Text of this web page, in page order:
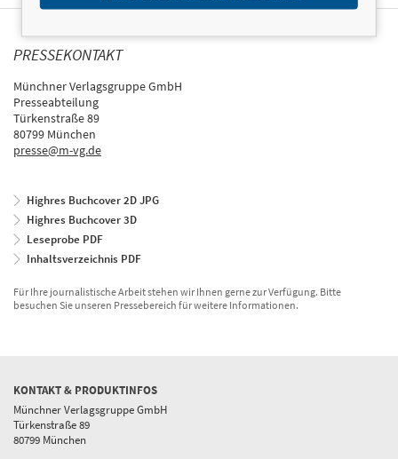
PRESSEKONTAKT
Münchner Verlagsgruppe GmbH
Presseabteilung
Türkenstraße 89
80799 München
presse@m-vg.de
Highres Buchcover 2D JPG
Highres Buchcover 3D
Leseprobe PDF
Inhaltsverzeichnis PDF
Für Ihre journalistische Arbeit stehen wir Ihnen gerne zur Verfügung. Bitte
besuchen Sie unseren Pressebereich für weitere Informationen.
KONTAKT & PRODUKTINFOS
Münchner Verlagsgruppe GmbH
Türkenstraße 89
80799 München